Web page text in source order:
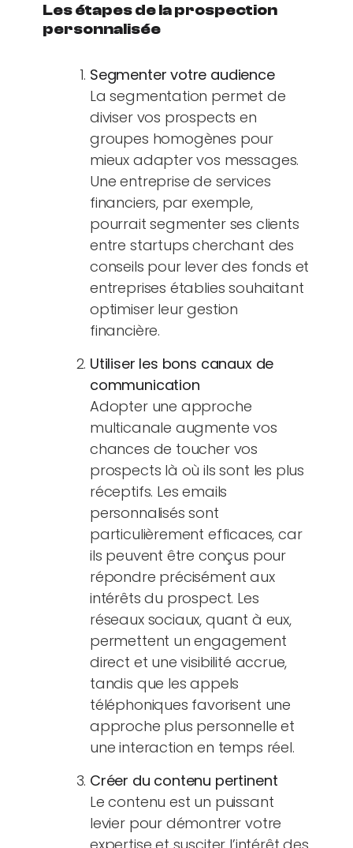
Les étapes de la prospection
personnalisée
Segmenter votre audience
La segmentation permet de
diviser vos prospects en
groupes homogènes pour
mieux adapter vos messages.
Une entreprise de services
financiers, par exemple,
pourrait segmenter ses clients
entre startups cherchant des
conseils pour lever des fonds et
entreprises établies souhaitant
optimiser leur gestion
financière.
Utiliser les bons canaux de
communication
Adopter une approche
multicanale augmente vos
chances de toucher vos
prospects là où ils sont les plus
réceptifs. Les emails
personnalisés sont
particulièrement efficaces, car
ils peuvent être conçus pour
répondre précisément aux
intérêts du prospect. Les
réseaux sociaux, quant à eux,
permettent un engagement
direct et une visibilité accrue,
tandis que les appels
téléphoniques favorisent une
approche plus personnelle et
une interaction en temps réel.
Créer du contenu pertinent
Le contenu est un puissant
levier pour démontrer votre